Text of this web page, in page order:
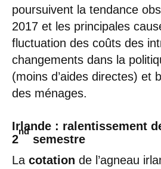
poursuivent la tendance
2017 et les principales
fluctuation des coûts des
changements dans la
(moins d’aides directes) et
des ménages.
Irlande : ralentissement
2
nd
semestre
La cotation de l’agneau